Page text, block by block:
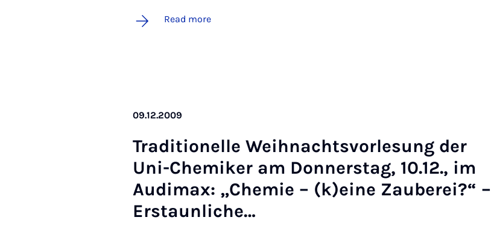
Read more
09.12.2009
Tra­di­tion­elle Weih­nachts­vor­le­sung der
Uni-Chemiker am Don­ner­stag, 10.12., im
Audimax: „Chemie – (k)eine Za­uberei?“ –
Er­staun­liche…